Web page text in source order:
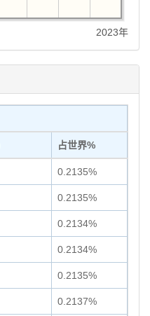
2023年
占世界%
0.2135%
0.2135%
0.2134%
0.2134%
0.2135%
0.2137%